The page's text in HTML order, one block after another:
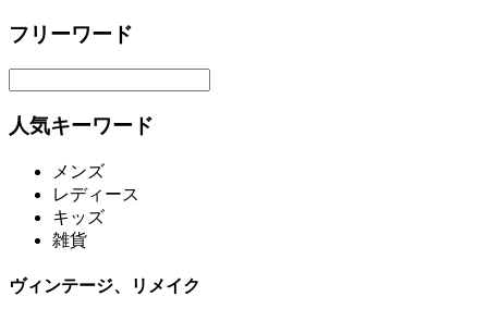
フリーワード
人気キーワード
メンズ
レディース
キッズ
雑貨
ヴィンテージ、リメイク